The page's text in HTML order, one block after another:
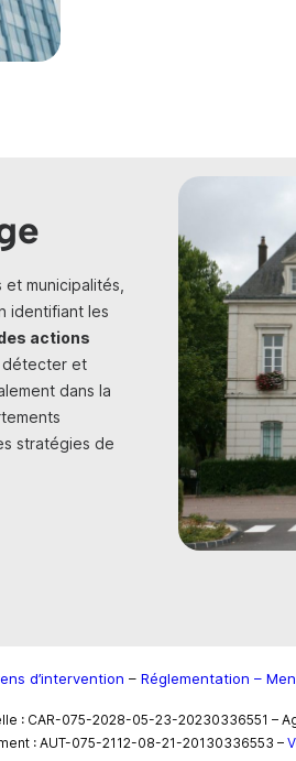
municipalités,
identifiant les
actions
détecter et
dans la
stratégies de
d’intervention – Réglementation –
: CAR-075-2028-05-23-20230336551 –
: AUT-075-2112-08-21-20130336553 –